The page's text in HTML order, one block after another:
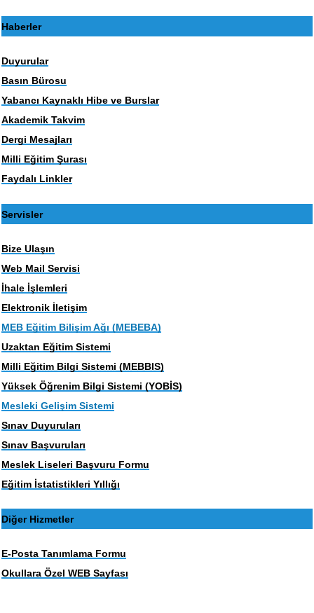
Haberler
Duyurular
Basın Bürosu
Yabancı Kaynaklı Hibe ve Burslar
Akademik Takvim
Dergi Mesajları
Milli Eğitim Şurası
Faydalı Linkler
Servisler
Bize Ulaşın
Web Mail Servisi
İhale İşlemleri
Elektronik İletişim
MEB Eğitim Bilişim Ağı (MEBEBA)
Uzaktan Eğitim Sistemi
Milli Eğitim Bilgi Sistemi (MEBBIS)
Yüksek Öğrenim Bilgi Sistemi (YOBİS)
Mesleki Gelişim Sistemi
Sınav Duyuruları
Sınav Başvuruları
Meslek Liseleri Başvuru Formu
Eğitim İstatistikleri Yıllığı
Diğer Hizmetler
E-Posta Tanımlama Formu
Okullara Özel WEB Sayfası